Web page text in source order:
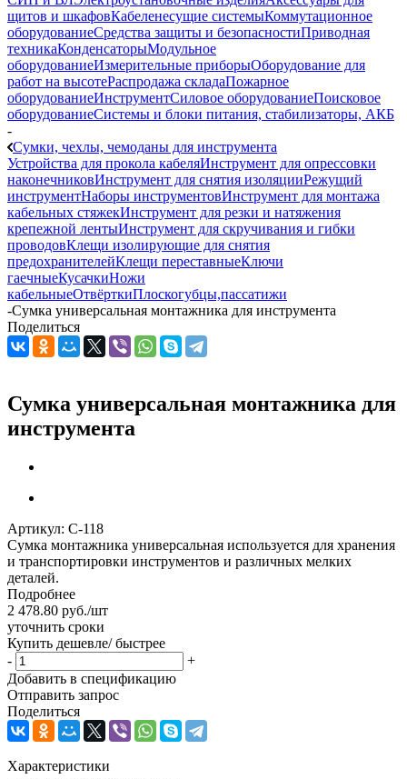
щитов и шкафовКабеленесущие системыКоммутационное
оборудованиеСредства защиты и безопасностиПриводная
техникаКонденсаторыМодульное
оборудованиеИзмерительные приборыОборудование для
работ на высотеРаспродажа складаПожарное
оборудованиеИнструментСиловое оборудованиеПоисковое
оборудованиеСистемы и блоки питания, стабилизаторы, АКБ
-
Сумки, чехлы, чемоданы для инструмента
Устройства для прокола кабеляИнструмент для опрессовки
наконечниковИнструмент для снятия изоляцииРежущий
инструментНаборы инструментовИнструмент для монтажа
кабельных стяжекИнструмент для резки и натяжения
крепежной лентыИнструмент для скручивания и гибки
проводовКлещи изолирующие для снятия
предохранителейКлещи переставныеКлючи
гаечныеКусачкиНожи
кабельныеОтвёрткиПлоскогубцы,пассатижи
-Сумка универсальная монтажника для инструмента
Поделиться
Сумка универсальная монтажника для
инструмента
Артикул: С-118
Сумка монтажника универсальная используется для хранения
и транспортировки инструментов и различных мелких
деталей.
Подробнее
2 478.80 руб./шт
уточнить сроки
Купить дешевле/ быстрее
-
+
Добавить в спецификацию
Отправить запрос
Поделиться
Характеристики